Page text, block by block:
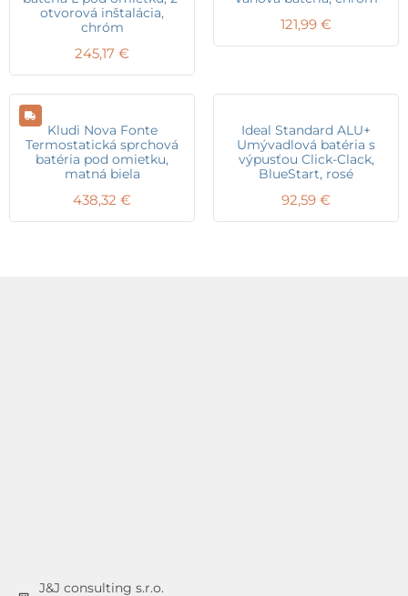
otvorová inštalácia,
chróm
245,17 €
121,99 €
Kludi Nova Fonte
Termostatická sprchová
batéria pod omietku,
matná biela
438,32 €
Ideal Standard ALU+
Umývadlová batéria s
výpusťou Click-Clack,
BlueStart, rosé
92,59 €
J&J consulting s.r.o.